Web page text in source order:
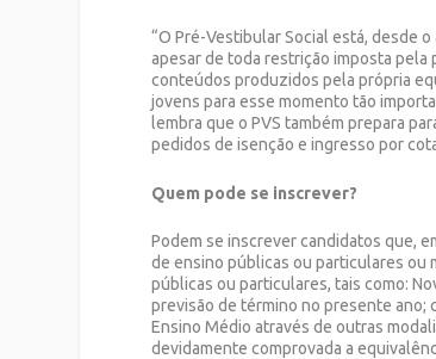
“O Pré-Vestibular Social está, desde
apesar de toda restrição imposta pela
conteúdos produzidos pela própria
jovens para esse momento tão
lembra que o PVS também prepara
pedidos de isenção e ingresso por
Quem pode se inscrever?
Podem se inscrever candidatos que,
de ensino públicas ou particulares ou
públicas ou particulares, tais como:
previsão de término no presente ano;
Ensino Médio através de outras
devidamente comprovada a